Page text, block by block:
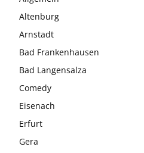
Altenburg
Arnstadt
Bad Frankenhausen
Bad Langensalza
Comedy
Eisenach
Erfurt
Gera